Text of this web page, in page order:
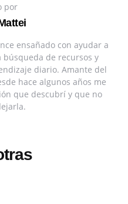
por
ensañado con ayudar a
búsqueda de recursos y
diario. Amante del
hace algunos años me
que descubrí y que no